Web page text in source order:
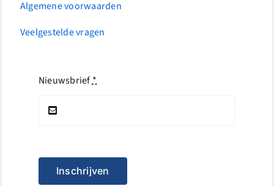
Algemene voorwaarden
Veelgestelde vragen
Nieuwsbrief*
Inschrijven